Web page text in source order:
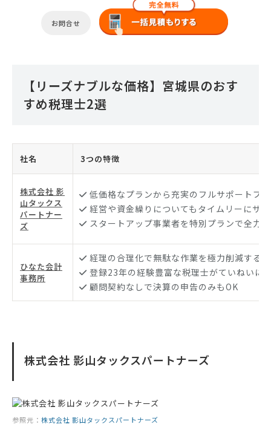
お問合せ
【リーズナブルな価格】宮城県のおす
すめ税理士2選
社名 3つの特徴
株式会社 影
山タックス
パートナー
ズ
低価格なプランから充実のフルサポートプ
経営や資金繰りについてもタイムリーにサ
スタートアップ事業者を特別プランで全力
ひなた会計
事務所
経理の合理化で無駄な作業を極力削減する
登録23年の経験豊富な税理士がていねいに
顧問契約なしで決算の申告のみもOK
株式会社 影山タックスパートナーズ
参照元： 株式会社 影山タックスパートナーズ